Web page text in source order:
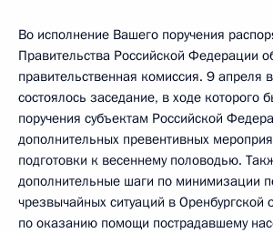
Во исполнение Вашего поручения
Правительства Российской Федерации
правительственная комиссия. 9 апреля
состоялось заседание, в ходе которого
поручения субъектам Российской
дополнительных превентивных
подготовки к весеннему половодью.
дополнительные шаги по минимизации
чрезвычайных ситуаций в Оренбургской
по оказанию помощи пострадавшему